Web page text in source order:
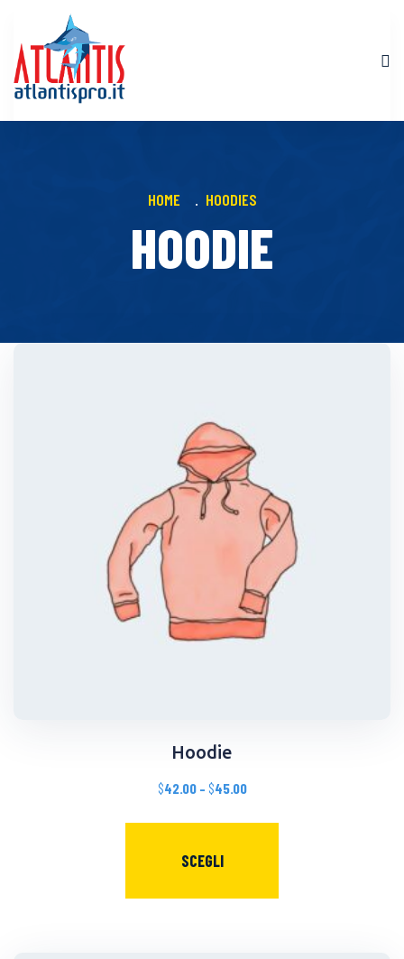
HOME HOODIES
HOODIE
Hoodie
$42.00– $45.00
SCEGLI